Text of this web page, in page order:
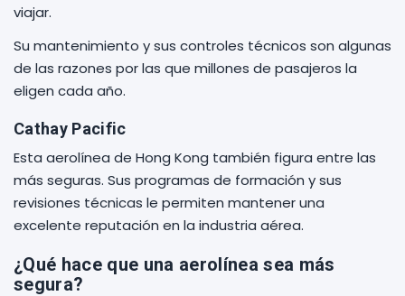
viajar.
Su mantenimiento y sus controles técnicos son algunas
de las razones por las que millones de pasajeros la
eligen cada año.
Cathay Pacific
Esta aerolínea de Hong Kong también figura entre las
más seguras. Sus programas de formación y sus
revisiones técnicas le permiten mantener una
excelente reputación en la industria aérea.
¿Qué hace que una aerolínea sea más
segura?